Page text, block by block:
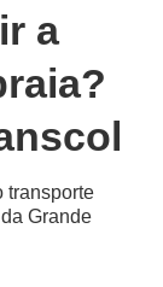
a
transporte
Grande